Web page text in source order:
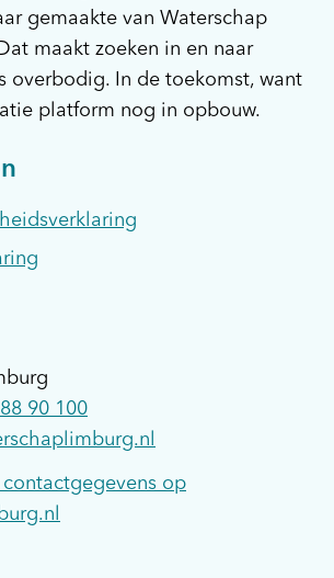
gemaakte van Waterschap
maakt zoeken in en naar
overbodig. In de toekomst, want
platform nog in opbouw.
90 100
op